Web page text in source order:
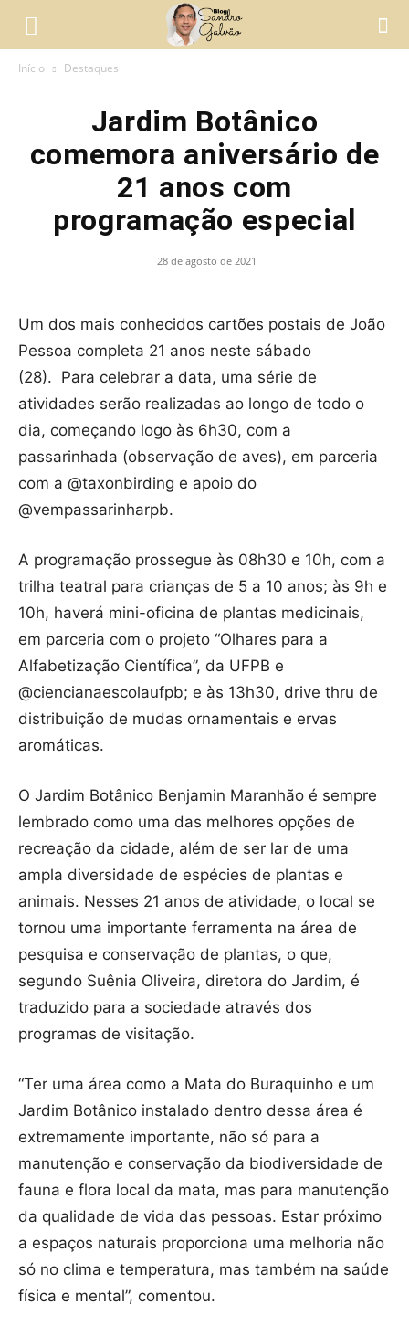
Início Destaques
Jardim Botânico
comemora aniversário de
21 anos com
programação especial
28 de agosto de 2021
Um dos mais conhecidos cartões postais de João
Pessoa completa 21 anos neste sábado
(28). Para celebrar a data, uma série de
atividades serão realizadas ao longo de todo o
dia, começando logo às 6h30, com a
passarinhada (observação de aves), em parceria
com a @taxonbirding e apoio do
@vempassarinharpb.
A programação prossegue às 08h30 e 10h, com a
trilha teatral para crianças de 5 a 10 anos; às 9h e
10h, haverá mini-oficina de plantas medicinais,
em parceria com o projeto “Olhares para a
Alfabetização Científica”, da UFPB e
@ciencianaescolaufpb; e às 13h30, drive thru de
distribuição de mudas ornamentais e ervas
aromáticas.
O Jardim Botânico Benjamin Maranhão é sempre
lembrado como uma das melhores opções de
recreação da cidade, além de ser lar de uma
ampla diversidade de espécies de plantas e
animais. Nesses 21 anos de atividade, o local se
tornou uma importante ferramenta na área de
pesquisa e conservação de plantas, o que,
segundo Suênia Oliveira, diretora do Jardim, é
traduzido para a sociedade através dos
programas de visitação.
“Ter uma área como a Mata do Buraquinho e um
Jardim Botânico instalado dentro dessa área é
extremamente importante, não só para a
manutenção e conservação da biodiversidade de
fauna e flora local da mata, mas para manutenção
da qualidade de vida das pessoas. Estar próximo
a espaços naturais proporciona uma melhoria não
só no clima e temperatura, mas também na saúde
física e mental”, comentou.